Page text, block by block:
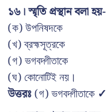
১৬। স্মৃতি প্রস্থান বলা হয়-
(ক) উপনিষদকে
(খ) ব্রহ্মসূত্রকে
(গ) ভগবদ্গীতাকে
(ঘ) কোনোটিই নয়।
উত্তরঃ(গ) ভগবদ্গীতাকে ✓